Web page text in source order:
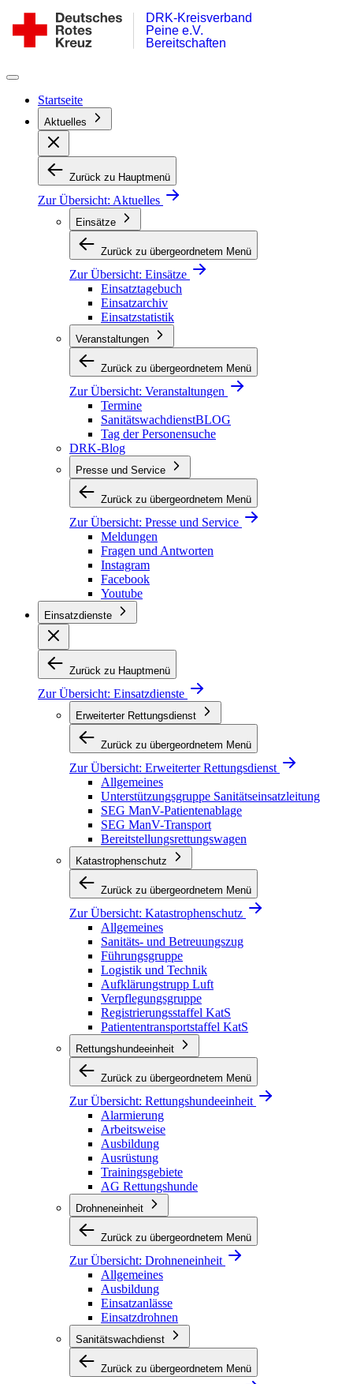
Inhalt
springen
Bereitschaft
Peine
Bereitschaften
Peine e.V.
DRK-Kreisverband
Startseite
Aktuelles
Zurück zu Hauptmenü
Zur Übersicht: Aktuelles
Einsätze
Zurück zu übergeordnetem Menü
Zur Übersicht: Einsätze
Einsatztagebuch
Einsatzarchiv
Einsatzstatistik
Veranstaltungen
Zurück zu übergeordnetem Menü
Zur Übersicht: Veranstaltungen
Termine
SanitätswachdienstBLOG
Tag der Personensuche
DRK-Blog
Presse und Service
Zurück zu übergeordnetem Menü
Zur Übersicht: Presse und Service
Meldungen
Fragen und Antworten
Instagram
Facebook
Youtube
Einsatzdienste
Zurück zu Hauptmenü
Zur Übersicht: Einsatzdienste
Erweiterter Rettungsdienst
Zurück zu übergeordnetem Menü
Zur Übersicht: Erweiterter Rettungsdienst
Allgemeines
Unterstützungsgruppe Sanitätseinsatzleitung
SEG ManV-Patientenablage
SEG ManV-Transport
Bereitstellungsrettungswagen
Katastrophenschutz
Zurück zu übergeordnetem Menü
Zur Übersicht: Katastrophenschutz
Allgemeines
Sanitäts- und Betreuungszug
Führungsgruppe
Logistik und Technik
Aufklärungstrupp Luft
Verpflegungsgruppe
Registrierungsstaffel KatS
Patiententransportstaffel KatS
Rettungshundeeinheit
Zurück zu übergeordnetem Menü
Zur Übersicht: Rettungshundeeinheit
Alarmierung
Arbeitsweise
Ausbildung
Ausrüstung
Trainingsgebiete
AG Rettungshunde
Drohneneinheit
Zurück zu übergeordnetem Menü
Zur Übersicht: Drohneneinheit
Allgemeines
Ausbildung
Einsatzanlässe
Einsatzdrohnen
Sanitätswachdienst
Zurück zu übergeordnetem Menü